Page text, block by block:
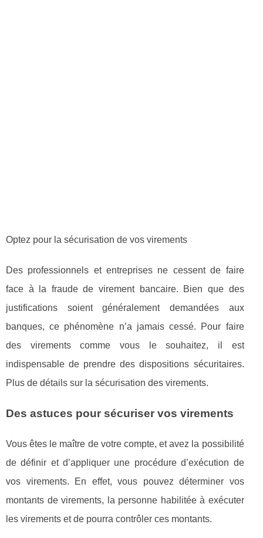
Optez pour la sécurisation de vos virements
Des professionnels et entreprises ne cessent de faire
face à la fraude de virement bancaire. Bien que des
justifications soient généralement demandées aux
banques, ce phénomène n’a jamais cessé. Pour faire
des virements comme vous le souhaitez, il est
indispensable de prendre des dispositions sécuritaires.
Plus de détails sur la sécurisation des virements.
Des astuces pour sécuriser vos virements
Vous êtes le maître de votre compte, et avez la possibilité
de définir et d’appliquer une procédure d’exécution de
vos virements. En effet, vous pouvez déterminer vos
montants de virements, la personne habilitée à exécuter
les virements et de pourra contrôler ces montants.